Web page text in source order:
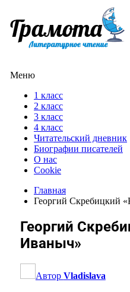
Меню
1 класс
2 класс
3 класс
4 класс
Читательский дневник
Биографии писателей
О нас
Cookie
Главная
Георгий Скребицкий
Георгий
Иваныч»
Автор Vladislava